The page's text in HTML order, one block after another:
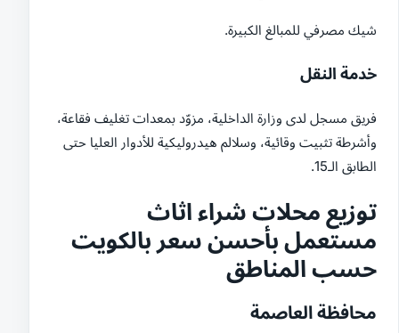
شيك مصرفي للمبالغ الكبيرة.
خدمة النقل
فريق مسجل لدى وزارة الداخلية، مزوّد بمعدات تغليف فقاعة،
وأشرطة تثبيت وقائية، وسلالم هيدروليكية للأدوار العليا حتى
الطابق الـ15.
توزيع محلات شراء اثاث
مستعمل بأحسن سعر بالكويت
حسب المناطق
محافظة العاصمة